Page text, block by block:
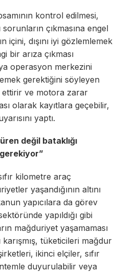
kontrol edilmesi,
çıkmasına engel
içini, dışını iyi gözlemlemek
bir arıza çıkması
operasyon merkezini
gerektiğini söyleyen
ettirir ve motora zarar
olarak kayıtlara geçebilir,
yaptı.
değil bataklığı
kilometre araç
yaşandığının altını
yapıcılara da görev
yapıldığı gibi
mağduriyet yaşamaması
tüketicileri mağdur
ikinci elçiler, sıfır
duyurulabilir veya